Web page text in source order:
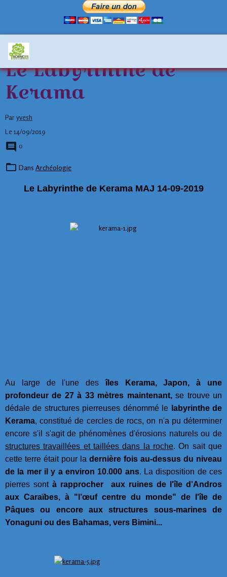
Le Labyrinthe de
Kerama
Par yvesh
Le 14/09/2019
0
Dans Archéologie
Le Labyrinthe de Kerama MAJ 14-09-2019
Au large de l'une desîles Kerama, Japon, à une
profondeur de 27 à 33 mètres maintenant,se trouve un
dédale de structures pierreuses dénommé le labyrinthe de
Kerama, constitué de cercles de rocs, on n'a pu déterminer
encore s'il s'agit de phénomènes d'érosions naturels ou de
structures travaillées et taillées dans la roche. On sait que
cette terre était pour la dernière fois au-dessus du niveau
de la mer il y a environ 10.000 ans. La disposition de ces
pierres sontà rapprocher aux ruines de l'île d'Andros
aux Caraïbes, à "l’œuf centre du monde" de l'île de
Pâques ou encore aux structures sous-marines de
Yonaguni ou des Bahamas, vers Bimini...